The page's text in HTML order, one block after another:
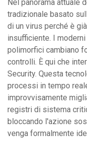
Nel panorama attuale
tradizionale basato
di un virus perché è
insufficiente. I moderni
polimorfici cambiano
controlli. È qui che
Security. Questa
processi in tempo
improvvisamente
registri di sistema
bloccando l'azione
venga formalmente